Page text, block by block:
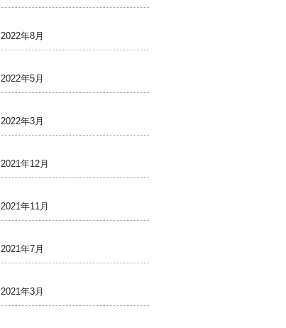
2022年8月
2022年5月
2022年3月
2021年12月
2021年11月
2021年7月
2021年3月